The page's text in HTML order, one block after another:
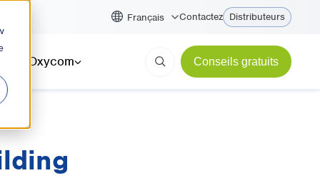
Français Contactez Distributeurs
Oxycom Conseils gratuits